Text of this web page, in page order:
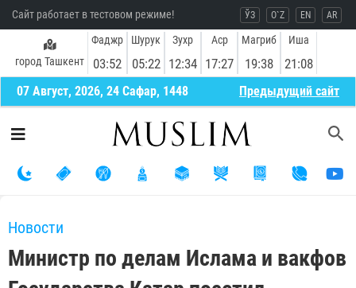
Сайт работает в тестовом режиме! ЎЗ O`Z EN AR
город Ташкент
Фаджр
03:52
Шурук
05:22
Зухр
12:34
Аср
17:27
Магриб
19:38
Иша
21:08
07 Август, 2026, 24 Сафар, 1448 Предыдущий сайт
Новости
Министр по делам Ислама и вакфов